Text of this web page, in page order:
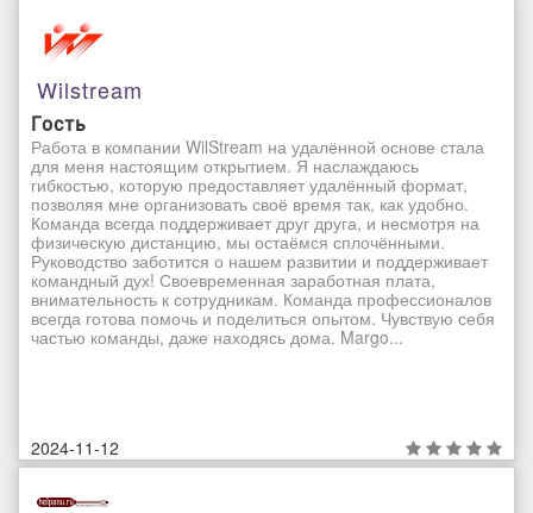
Wilstream
Гость
Работа в компании WilStream на удалённой основе стала
для меня настоящим открытием. Я наслаждаюсь
гибкостью, которую предоставляет удалённый формат,
позволяя мне организовать своё время так, как удобно.
Команда всегда поддерживает друг друга, и несмотря на
физическую дистанцию, мы остаёмся сплочёнными.
Руководство заботится о нашем развитии и поддерживает
командный дух! Своевременная заработная плата,
внимательность к сотрудникам. Команда профессионалов
всегда готова помочь и поделиться опытом. Чувствую себя
частью команды, даже находясь дома. Margo...
2024-11-12